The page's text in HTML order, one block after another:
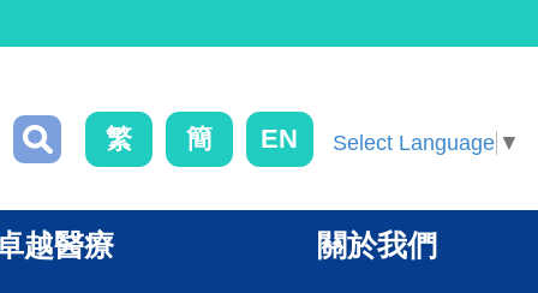
繁 簡 EN Select Language ▼
越醫療 關於我們